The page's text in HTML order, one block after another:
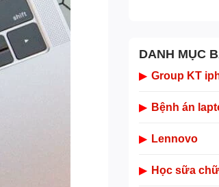
DANH MỤC
▶ Group KT
▶ Bệnh án
▶ Lennovo
▶ Học sữa